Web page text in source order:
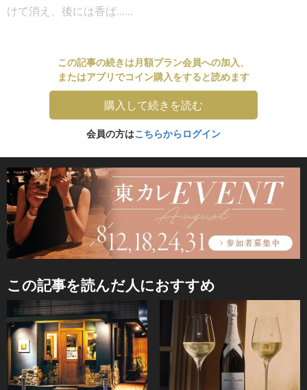
けて消え、後には香ば......
この記事の続きは月額プラン会員への加入、
またはアプリでコイン購入をすると読めます
購入して続きを読む
会員の方はこちらからログイン
この記事を読んだ人におすすめ